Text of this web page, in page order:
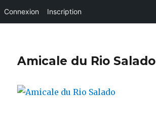
Connexion Inscription
Amicale du Rio Salado